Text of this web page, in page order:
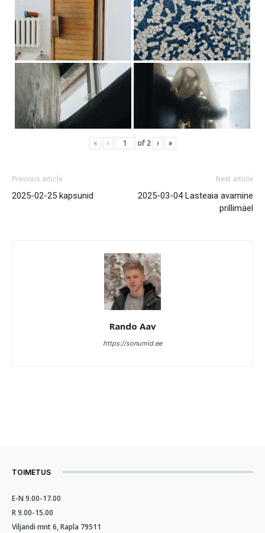
« ‹ of 2 › »
Previous article
2025-02-25 kapsunid
Next article
2025-03-04 Lasteaia avamine
prillimäel
Rando Aav
https://sonumid.ee
TOIMETUS
E-N 9.00-17.00
R 9.00-15.00
Viljandi mnt 6, Rapla 79511